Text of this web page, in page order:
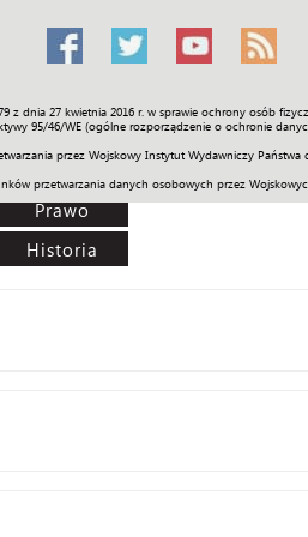
z dnia 27 kwietnia 2016 r. w sprawie ochrony osób
95/46/WE (ogólne rozporządzenie o ochronie
przez Wojskowy Instytut Wydawniczy
przetwarzania danych osobowych przez
Sport Historia Galerie
Prawo
Historia